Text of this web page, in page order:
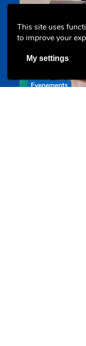
This site uses
to improve your
My settings
colonies.lu
Evenements